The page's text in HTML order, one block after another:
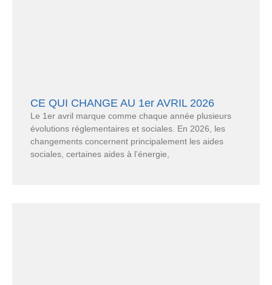
CE QUI CHANGE AU 1er AVRIL 2026
Le 1er avril marque comme chaque année plusieurs
évolutions réglementaires et sociales. En 2026, les
changements concernent principalement les aides
sociales, certaines aides à l’énergie,